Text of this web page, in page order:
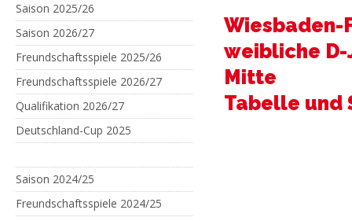
Saison 2025/26
Saison 2026/27
Freundschaftsspiele 2025/26
Freundschaftsspiele 2026/27
Qualifikation 2026/27
Deutschland-Cup 2025
Saison 2024/25
Freundschaftsspiele 2024/25
weibliche
Mitte
Tabelle und